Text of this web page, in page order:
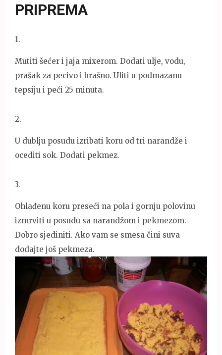
PRIPREMA
1.
Mutiti šećer i jaja mixerom. Dodati ulje, vodu,
prašak za pecivo i brašno. Uliti u podmazanu
tepsiju i peći 25 minuta.
2.
U dublju posudu izribati koru od tri narandže i
ocediti sok. Dodati pekmez.
3.
Ohlađenu koru preseći na pola i gornju polovinu
izmrviti u posudu sa narandžom i pekmezom.
Dobro sjediniti. Ako vam se smesa čini suva
dodajte još pekmeza.